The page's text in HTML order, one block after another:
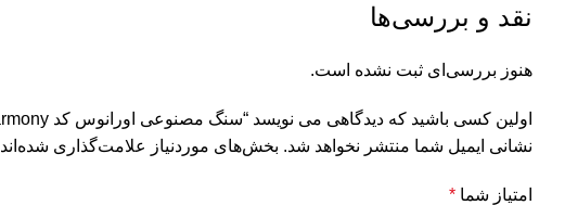
نقد و بررسی‌ها
هنوز بررسی‌ای ثبت نشده است.
اولین کسی باشید که دیدگاهی می نویسد “سنگ مصنوعی اورانوس کد MT255-Harmony”
نشانی ایمیل شما منتشر نخواهد شد. بخش‌های موردنیاز علامت‌گذاری شده‌اند
امتیاز شما *